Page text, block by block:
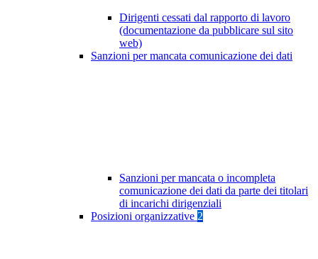
Dirigenti cessati dal rapporto di lavoro
(documentazione da pubblicare sul sito
web)
Sanzioni per mancata comunicazione dei dati
Sanzioni per mancata o incompleta
comunicazione dei dati da parte dei titolari
di incarichi dirigenziali
Posizioni organizzative 2